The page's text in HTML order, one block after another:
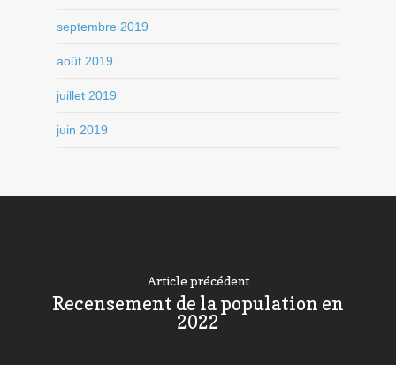
septembre 2019
août 2019
juillet 2019
juin 2019
Article précédent
Recensement de la population en
2022